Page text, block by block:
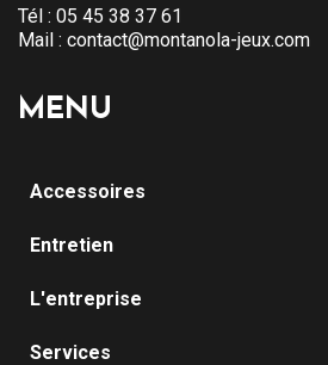
Tél : 05 45 38 37 61
Mail : contact@montanola-jeux.com
MENU
Accessoires
Entretien
L'entreprise
Services